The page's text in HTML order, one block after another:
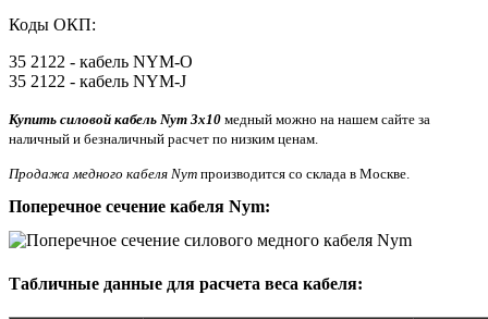
Коды ОКП:
35 2122 - кабель NYM-O
35 2122 - кабель NYM-J
Купить силовой кабель Nym 3x10 медный можно на нашем сайте за
наличный и безналичный расчет по низким ценам.
Продажа медного кабеля Nym производится со склада в Москве.
Поперечное сечение кабеля Nym:
Табличные данные для расчета веса кабеля: